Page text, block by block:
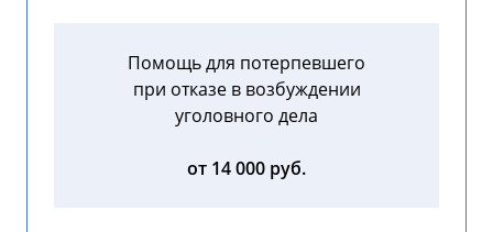
Помощь для потерпевшего
при отказе в возбуждении
уголовного дела
от 14 000 руб.